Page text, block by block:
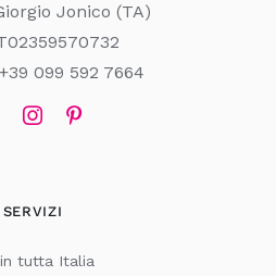
Jonico (TA)
099 592 7664
SERVIZI
in tutta Italia